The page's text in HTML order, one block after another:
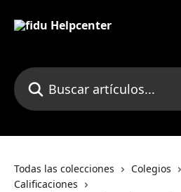
Buscar artículos...
Todas las colecciones Colegios
Calificaciones